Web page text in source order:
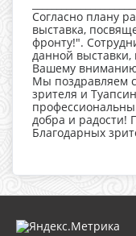
Согласно плану
выставка,
фронту!".
данной выставки,
Вашему
Мы поздравляем
зрителя и
добра и радости!
Благодарных